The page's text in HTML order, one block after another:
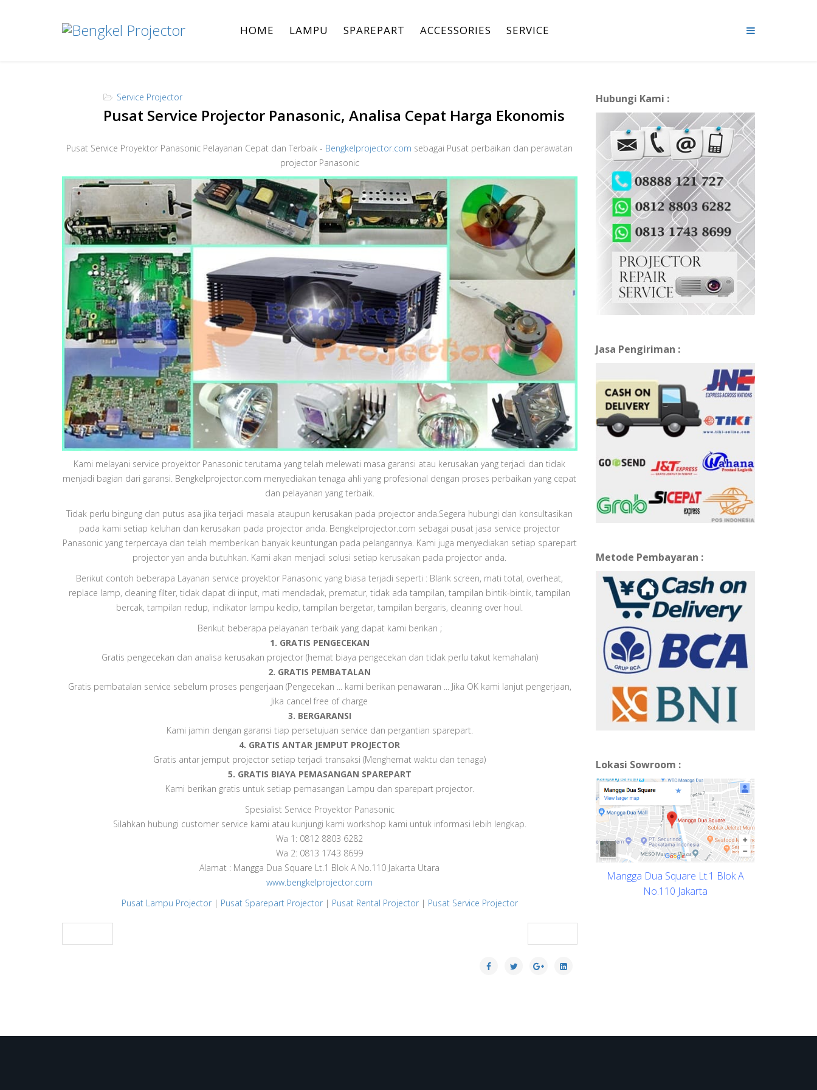
HOME LAMPU SPAREPART ACCESSORIES SERVICE
Service Projector
Pusat Service Projector Panasonic, Analisa Cepat Harga Ekonomis
Pusat Service Proyektor Panasonic Pelayanan Cepat dan Terbaik - Bengkelprojector.com sebagai Pusat perbaikan dan perawatan
projector Panasonic
Kami melayani service proyektor Panasonic terutama yang telah melewati masa garansi atau kerusakan yang terjadi dan tidak
menjadi bagian dari garansi. Bengkelprojector.com menyediakan tenaga ahli yang profesional dengan proses perbaikan yang cepat
dan pelayanan yang terbaik.
Tidak perlu bingung dan putus asa jika terjadi masala ataupun kerusakan pada projector anda.Segera hubungi dan konsultasikan
pada kami setiap keluhan dan kerusakan pada projector anda. Bengkelprojector.com sebagai pusat jasa service projector
Panasonic yang terpercaya dan telah memberikan banyak keuntungan pada pelangannya. Kami juga menyediakan setiap sparepart
projector yan anda butuhkan. Kami akan menjadi solusi setiap kerusakan pada projector anda.
Berikut contoh beberapa Layanan service proyektor Panasonic yang biasa terjadi seperti : Blank screen, mati total, overheat,
replace lamp, cleaning filter, tidak dapat di input, mati mendadak, prematur, tidak ada tampilan, tampilan bintik-bintik, tampilan
bercak, tampilan redup, indikator lampu kedip, tampilan bergetar, tampilan bergaris, cleaning over houl.
Berikut beberapa pelayanan terbaik yang dapat kami berikan ;
1. GRATIS PENGECEKAN
Gratis pengecekan dan analisa kerusakan projector (hemat biaya pengecekan dan tidak perlu takut kemahalan)
2. GRATIS PEMBATALAN
Gratis pembatalan service sebelum proses pengerjaan (Pengecekan ... kami berikan penawaran ... Jika OK kami lanjut pengerjaan,
Jika cancel free of charge
3. BERGARANSI
Kami jamin dengan garansi tiap persetujuan service dan pergantian sparepart.
4. GRATIS ANTAR JEMPUT PROJECTOR
Gratis antar jemput projector setiap terjadi transaksi (Menghemat waktu dan tenaga)
5. GRATIS BIAYA PEMASANGAN SPAREPART
Kami berikan gratis untuk setiap pemasangan Lampu dan sparepart projector.
Spesialist Service Proyektor Panasonic
Silahkan hubungi customer service kami atau kunjungi kami workshop kami untuk informasi lebih lengkap.
Wa 1: 0812 8803 6282
Wa 2: 0813 1743 8699
Alamat : Mangga Dua Square Lt.1 Blok A No.110 Jakarta Utara
www.bengkelprojector.com
Pusat Lampu Projector| Pusat Sparepart Projector| Pusat Rental Projector| Pusat Service Projector
Hubungi Kami :
Jasa Pengiriman :
Metode Pembayaran :
Lokasi Sowroom :
Mangga Dua Square Lt.1 Blok A
No.110 Jakarta